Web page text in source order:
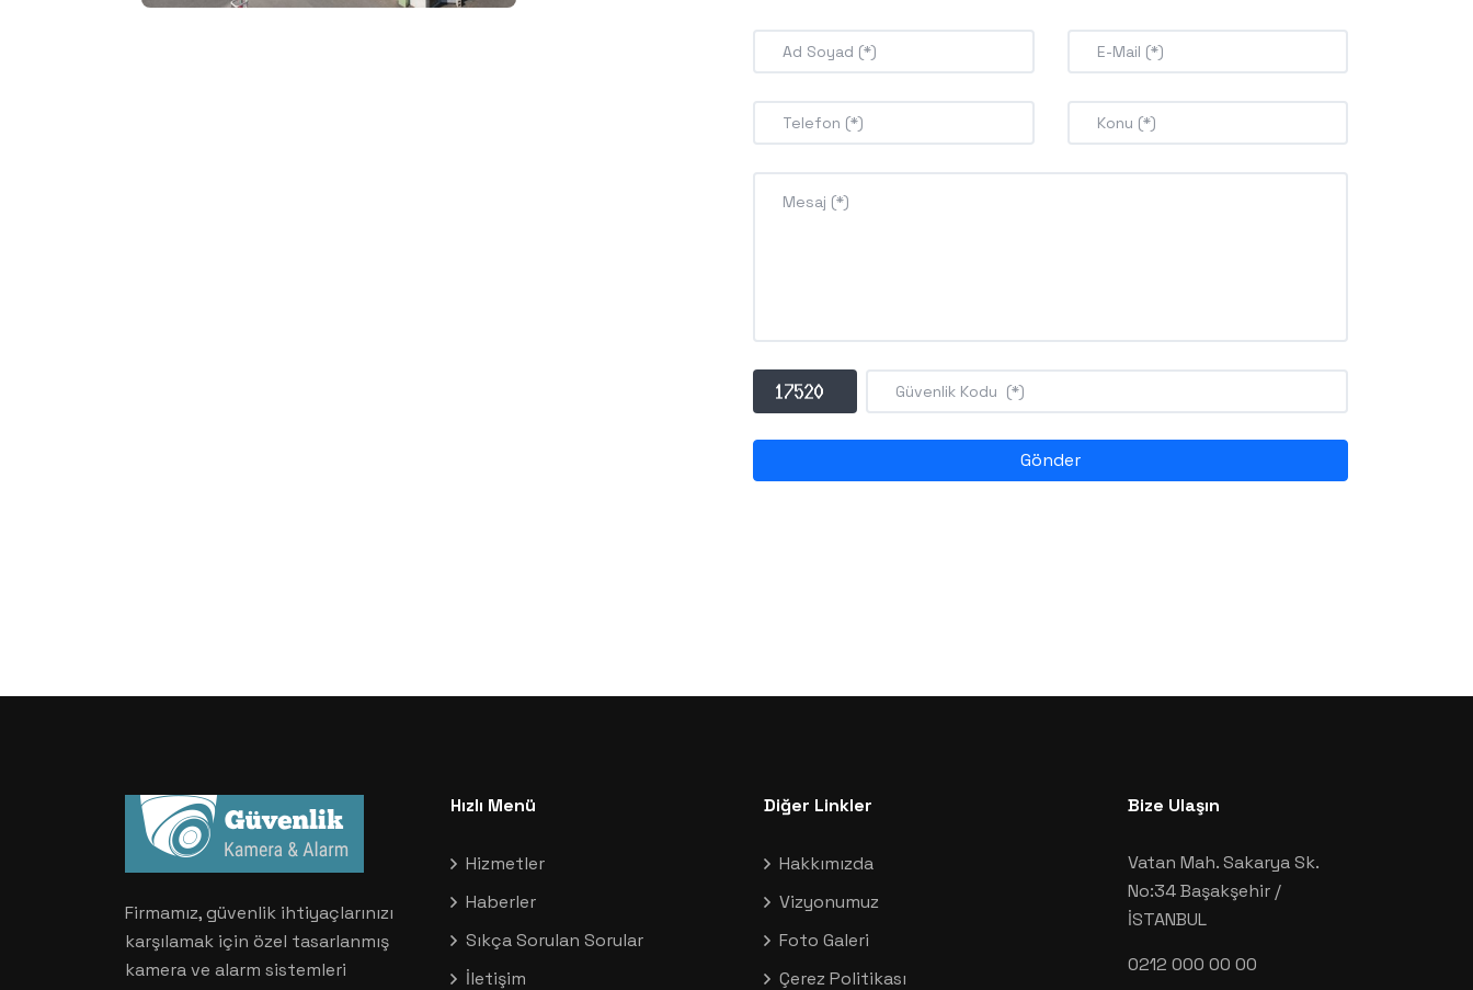
Firmamız, güvenlik ihtiyaçlarınızı
karşılamak için özel tasarlanmış
kamera ve alarm sistemleri
Hızlı Menü
Hizmetler
Haberler
Sıkça Sorulan Sorular
İletişim
Diğer Linkler
Hakkımızda
Vizyonumuz
Foto Galeri
Çerez Politikası
Bize Ulaşın
Vatan Mah. Sakarya Sk.
No:34 Başakşehir /
İSTANBUL
0212 000 00 00